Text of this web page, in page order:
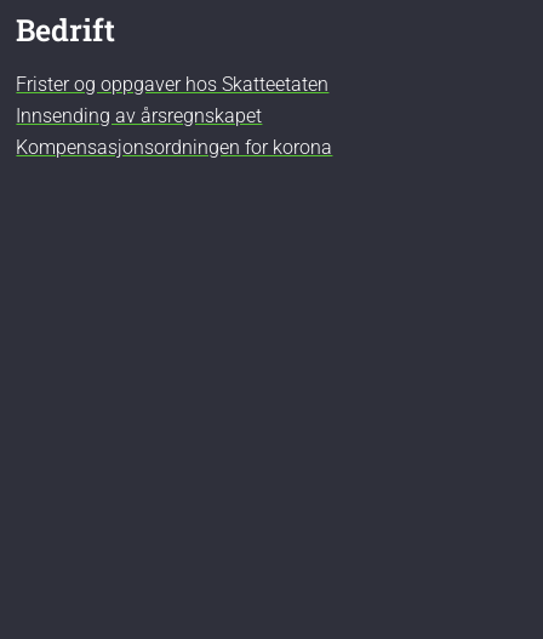
Bedrift
Frister og oppgaver hos Skatteetaten
Innsending av årsregnskapet
Kompensasjonsordningen for korona